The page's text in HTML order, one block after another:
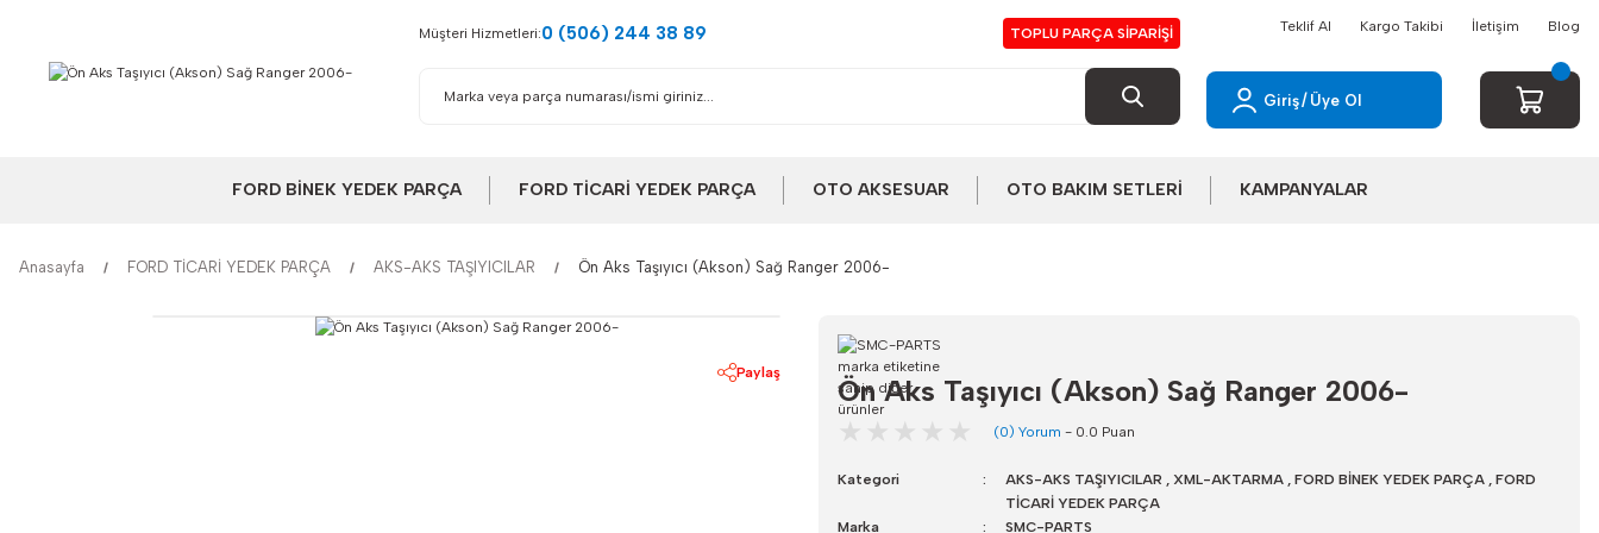
Müşteri Hizmetleri:0 (506) 244 38 89 TOPLU PARÇA SİPARİŞİ Teklif Al Kargo Takibi İletişim Blog
Giriş/ Üye Ol
FORD BİNEK YEDEK PARÇA FORD TİCARİ YEDEK PARÇA OTO AKSESUAR OTO BAKIM SETLERİ KAMPANYALAR
Anasayfa FORD TİCARİ YEDEK PARÇA AKS-AKS TAŞIYICILAR Ön Aks Taşıyıcı (Akson) Sağ Ranger 2006-
Paylaş
Ön Aks Taşıyıcı (Akson) Sağ Ranger 2006-
(0) Yorum - 0.0 Puan
Kategori AKS-AKS TAŞIYICILAR , XML-AKTARMA , FORD BİNEK YEDEK PARÇA , FORD
TİCARİ YEDEK PARÇA
Marka
SMC-PARTS